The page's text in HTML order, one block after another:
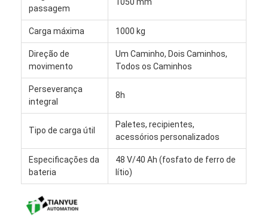
Robô comercial
passagem
Carga máxima 1000 kg
Direção de
movimento
Um Caminho, Dois Caminhos,
Todos os Caminhos
Perseverança
integral
8h
Tipo de carga útil
Paletes, recipientes,
acessórios personalizados
Especificações da
bateria
48 V/40 Ah (fosfato de ferro de
lítio)